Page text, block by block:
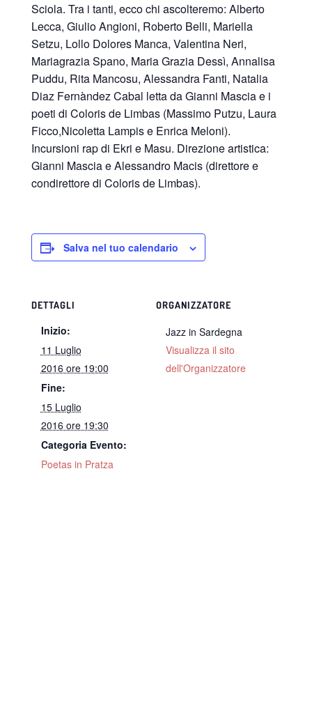
Sciola. Tra i tanti, ecco chi ascolteremo: Alberto
Lecca, Giulio Angioni, Roberto Belli, Mariella
Setzu, Lollo Dolores Manca, Valentina Neri,
Mariagrazia Spano, Maria Grazia Dessì, Annalisa
Puddu, Rita Mancosu, Alessandra Fanti, Natalia
Diaz Fernàndez Cabal letta da Gianni Mascia e i
poeti di Coloris de Limbas (Massimo Putzu, Laura
Ficco,Nicoletta Lampis e Enrica Meloni).
Incursioni rap di Ekri e Masu. Direzione artistica:
Gianni Mascia e Alessandro Macis (direttore e
condirettore di Coloris de Limbas).
Salva nel tuo calendario
DETTAGLI
Inizio:
11 Luglio
2016 ore 19:00
Fine:
15 Luglio
2016 ore 19:30
Categoria Evento:
Poetas in Pratza
ORGANIZZATORE
Jazz in Sardegna
Visualizza il sito
dell'Organizzatore